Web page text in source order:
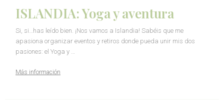
ISLANDIA: Yoga y aventura
Si, si…has leído bien. ¡Nos vamos a Islandia! Sabéis que me
apasiona organizar eventos y retiros donde pueda unir mis dos
pasiones: el Yoga y …
Más información